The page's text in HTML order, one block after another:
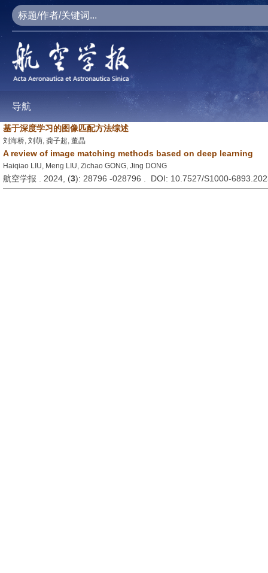
导航
基于深度学习的图像匹配方法综述
刘海桥, 刘萌, 龚子超, 董晶
A review of image matching methods based on deep learning
Haiqiao LIU, Meng LIU, Zichao GONG, Jing DONG
航空学报 . 2024, (3): 28796 -028796 . DOI: 10.7527/S1000-